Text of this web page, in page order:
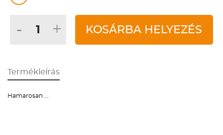
- + KOSÁRBA HELYEZÉS
Termékleírás
Hamarosan ...